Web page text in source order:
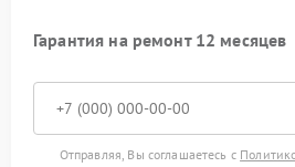
Гарантия на ремонт 12 месяцев
Отправляя, Вы соглашаетесь с